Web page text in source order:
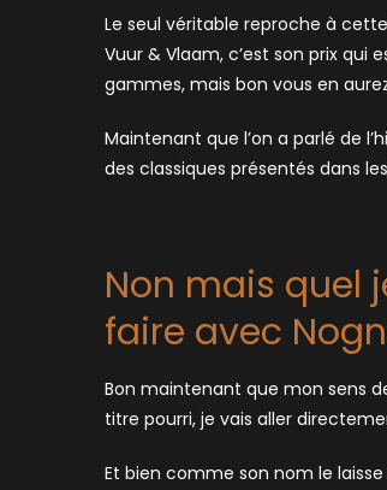
Le seul véritable reproche à
Vuur & Vlaam, c’est son prix
gammes, mais bon vous en
Maintenant que l’on a parlé de
des classiques présentés dans
Non mais quel
faire avec
Bon maintenant que mon sens
titre pourri, je vais aller
Et bien comme son nom le